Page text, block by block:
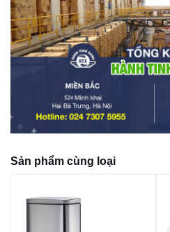
Sản phẩm cùng loại